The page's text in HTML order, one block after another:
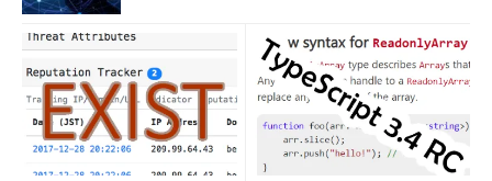
ALL APPLICATION PACKAGES ：S-1-15-2-1
制限された全てのアプリケーションパッケージ
S-1-15-2-2